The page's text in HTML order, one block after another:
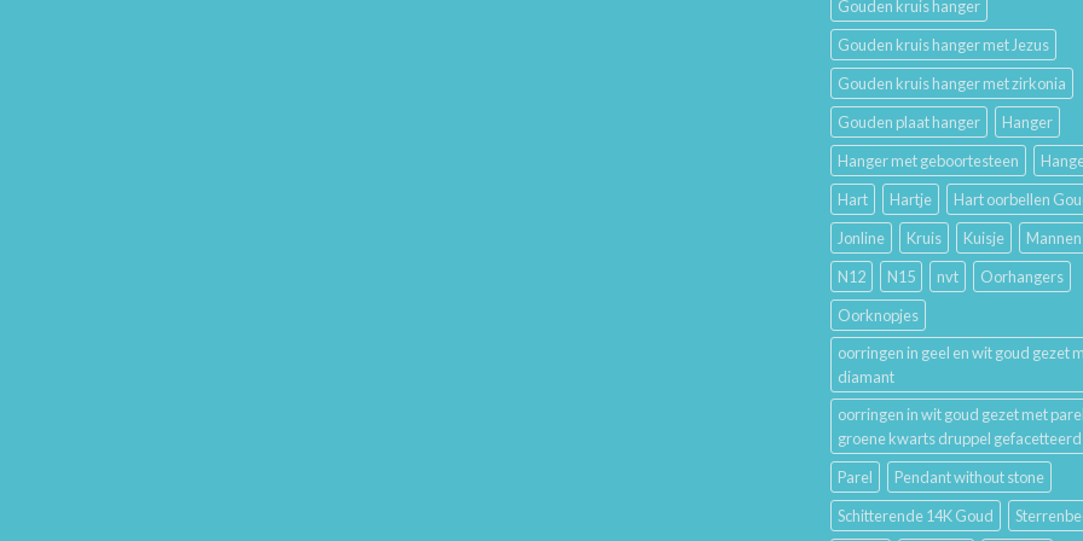
Gouden kruis hanger
Gouden kruis hanger met Jezus
Gouden kruis hanger met zirkonia
Gouden plaat hanger
Hanger
Hanger met geboortesteen
Hart
Hartje
Hart oorbellen
Jonline
Kruis Kuisje
Mannen
N12
N15 nvt
Oorhangers
Oorknopjes
oorringen in geel en wit goud gezet
diamant
oorringen in wit goud gezet met
groene kwarts druppel gefacetteerd
Parel
Pendant without stone
Schitterende 14K Goud